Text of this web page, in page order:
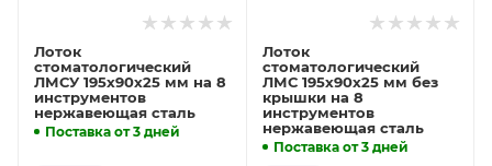
Лоток
стоматологический
ЛМСУ 195х90х25 мм на 8
инструментов
нержавеющая сталь
Поставка от 3 дней
Лоток
стоматологический
ЛМС 195х90х25 мм без
крышки на 8
инструментов
нержавеющая сталь
Поставка от 3 дней